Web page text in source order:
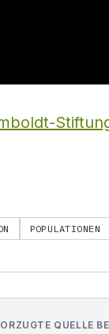
POPULATIONEN
QUELLE